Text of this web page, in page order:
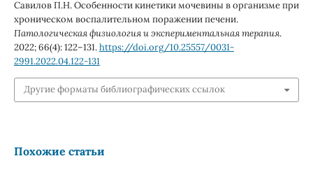
Савилов П.Н. Особенности кинетики мочевины в организме при
хроническом воспалительном поражении печени.
Патологическая физиология и экспериментальная терапия.
2022; 66(4): 122–131.https://doi.org/10.25557/0031-
2991.2022.04.122-131
Другие форматы библиографических ссылок
Похожие статьи